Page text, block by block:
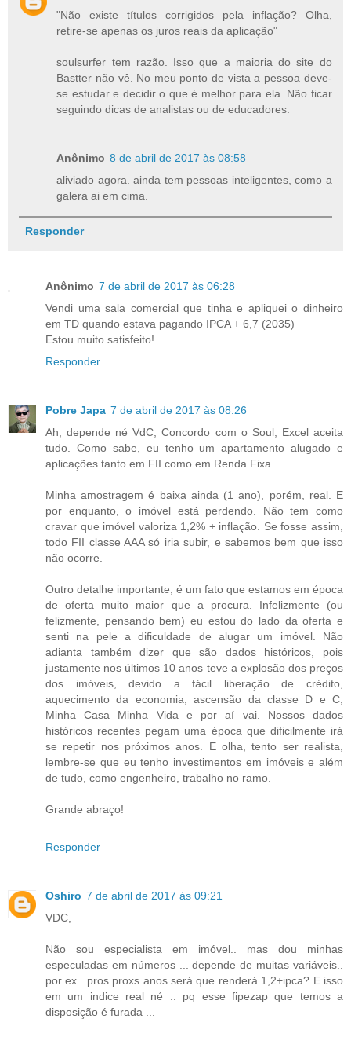
"Não existe títulos corrigidos pela inflação? Olha,
retire-se apenas os juros reais da aplicação"
soulsurfer tem razão. Isso que a maioria do site do
Bastter não vê. No meu ponto de vista a pessoa deve-
se estudar e decidir o que é melhor para ela. Não ficar
seguindo dicas de analistas ou de educadores.
Anônimo 8 de abril de 2017 às 08:58
aliviado agora. ainda tem pessoas inteligentes, como a
galera ai em cima.
Responder
Anônimo 7 de abril de 2017 às 06:28
Vendi uma sala comercial que tinha e apliquei o dinheiro
em TD quando estava pagando IPCA + 6,7 (2035)
Estou muito satisfeito!
Responder
Pobre Japa 7 de abril de 2017 às 08:26
Ah, depende né VdC; Concordo com o Soul, Excel aceita
tudo. Como sabe, eu tenho um apartamento alugado e
aplicações tanto em FII como em Renda Fixa.
Minha amostragem é baixa ainda (1 ano), porém, real. E
por enquanto, o imóvel está perdendo. Não tem como
cravar que imóvel valoriza 1,2% + inflação. Se fosse assim,
todo FII classe AAA só iria subir, e sabemos bem que isso
não ocorre.
Outro detalhe importante, é um fato que estamos em época
de oferta muito maior que a procura. Infelizmente (ou
felizmente, pensando bem) eu estou do lado da oferta e
senti na pele a dificuldade de alugar um imóvel. Não
adianta também dizer que são dados históricos, pois
justamente nos últimos 10 anos teve a explosão dos preços
dos imóveis, devido a fácil liberação de crédito,
aquecimento da economia, ascensão da classe D e C,
Minha Casa Minha Vida e por aí vai. Nossos dados
históricos recentes pegam uma época que dificilmente irá
se repetir nos próximos anos. E olha, tento ser realista,
lembre-se que eu tenho investimentos em imóveis e além
de tudo, como engenheiro, trabalho no ramo.
Grande abraço!
Responder
Oshiro 7 de abril de 2017 às 09:21
VDC,
Não sou especialista em imóvel.. mas dou minhas
especuladas em números ... depende de muitas variáveis..
por ex.. pros proxs anos será que renderá 1,2+ipca? E isso
em um indice real né .. pq esse fipezap que temos a
disposição é furada ...